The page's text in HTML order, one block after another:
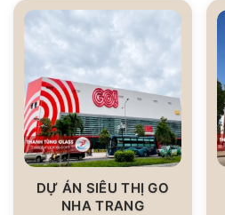
DỰ ÁN SIÊU THỊ GO
NHA TRANG